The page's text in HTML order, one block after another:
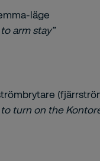
läge
arm stay”
turn on the